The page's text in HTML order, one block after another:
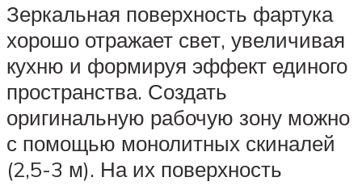
Зеркальная поверхность фартука
хорошо отражает свет, увеличивая
кухню и формируя эффект единого
пространства. Создать
оригинальную рабочую зону можно
с помощью монолитных скиналей
(2,5-3 м). На их поверхность